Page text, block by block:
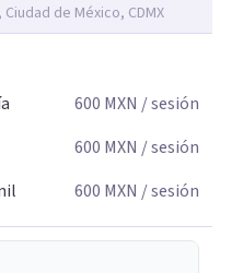
de México, CDMX
600 MXN / sesión
600 MXN / sesión
600 MXN / sesión